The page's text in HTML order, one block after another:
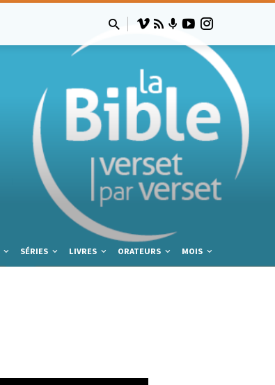
SÉRIES LIVRES ORATEURS MOIS